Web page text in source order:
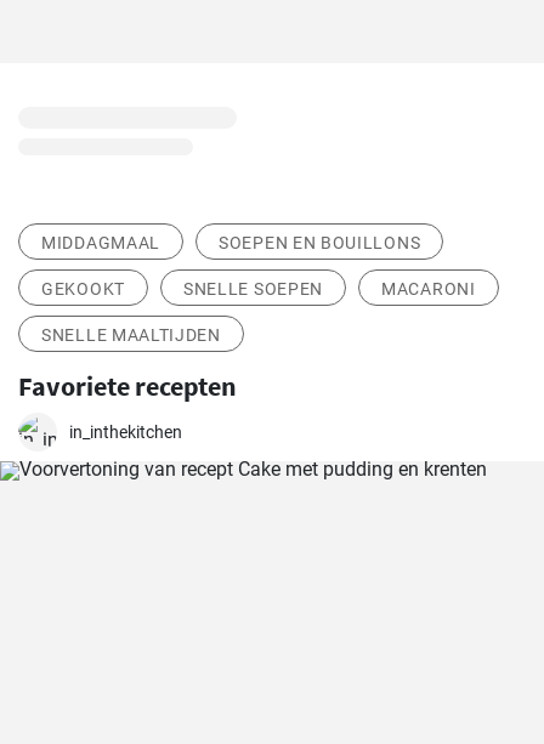
MIDDAGMAAL SOEPEN EN BOUILLONS
GEKOOKT SNELLE SOEPEN MACARONI
SNELLE MAALTIJDEN
Favoriete recepten
in_inthekitchen